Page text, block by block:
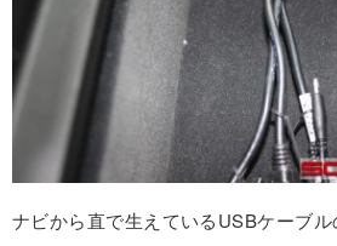
ナビから直で生えているUSBケーブル